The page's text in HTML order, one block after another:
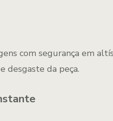
com segurança em
desgaste da peça.